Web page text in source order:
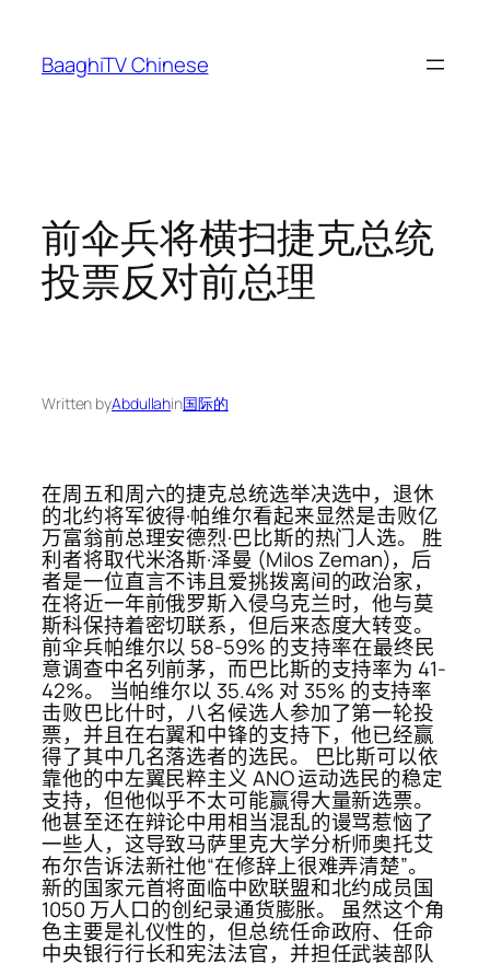
content
BaaghiTV Chinese
前伞兵将横扫捷克总统
投票反对前总理
Written byAbdullahin国际的
在周五和周六的捷克总统选举决选中，退休
的北约将军彼得·帕维尔看起来显然是击败亿
万富翁前总理安德烈·巴比斯的热门人选。 胜
利者将取代米洛斯·泽曼 (Milos Zeman)，后
者是一位直言不讳且爱挑拨离间的政治家，
在将近一年前俄罗斯入侵乌克兰时，他与莫
斯科保持着密切联系，但后来态度大转变。
前伞兵帕维尔以 58-59% 的支持率在最终民
意调查中名列前茅，而巴比斯的支持率为 41-
42%。 当帕维尔以 35.4% 对 35% 的支持率
击败巴比什时，八名候选人参加了第一轮投
票，并且在右翼和中锋的支持下，他已经赢
得了其中几名落选者的选民。 巴比斯可以依
靠他的中左翼民粹主义 ANO 运动选民的稳定
支持，但他似乎不太可能赢得大量新选票。
他甚至还在辩论中用相当混乱的谩骂惹恼了
一些人，这导致马萨里克大学分析师奥托艾
布尔告诉法新社他“在修辞上很难弄清楚”。
新的国家元首将面临中欧联盟和北约成员国
1050 万人口的创纪录通货膨胀。 虽然这个角
色主要是礼仪性的，但总统任命政府、任命
中央银行行长和宪法法官，并担任武装部队